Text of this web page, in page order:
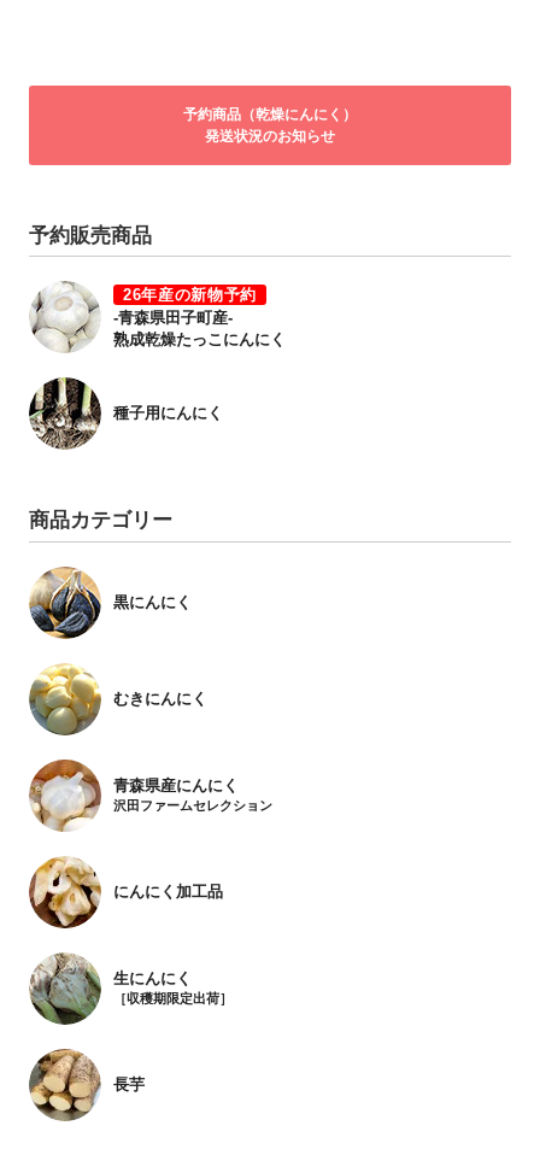
予約商品（乾燥にんにく）
発送状況のお知らせ
予約販売商品
26年産の新物予約
-青森県田子町産-
熟成乾燥たっこにんにく
種子用にんにく
商品カテゴリー
黒にんにく
むきにんにく
青森県産にんにく
沢田ファームセレクション
にんにく加工品
生にんにく
［収穫期限定出荷］
長芋